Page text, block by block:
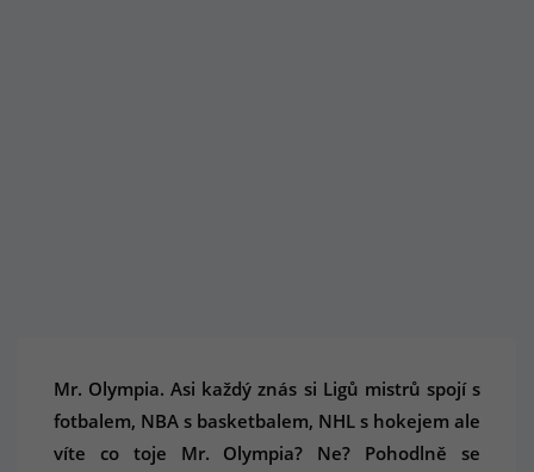
Mr. Olympia. Asi každý znás si Ligů mistrů spojí s
fotbalem, NBA s basketbalem, NHL s hokejem ale
víte co toje Mr. Olympia? Ne? Pohodlně se